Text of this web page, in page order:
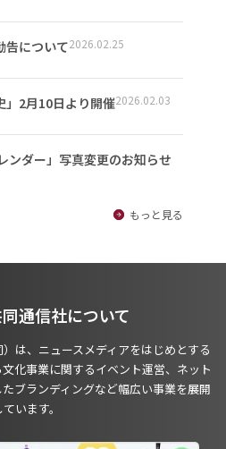
告について2026.02.25
」2月10日より開催2026.02.03
ンダー」写真変更のお知らせ
もっと見る
通信社について
は、ニュースメディアをはじめとする
化事業に関するイベント運営、ネット
ブランディングなど幅広い事業を展開
ています。